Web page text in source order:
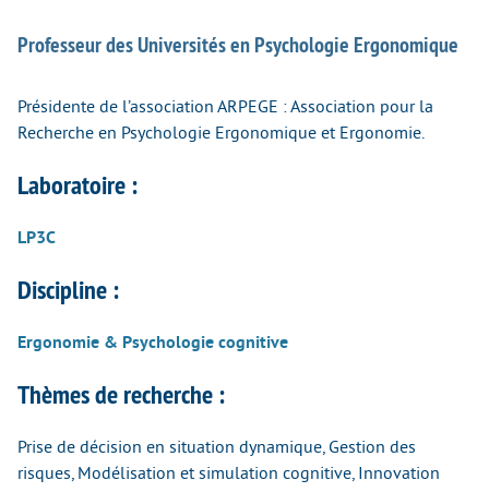
Professeur des Universités en Psychologie Ergonomique
Présidente de l’association ARPEGE : Association pour la
Recherche en Psychologie Ergonomique et Ergonomie.
Laboratoire :
LP3C
Discipline :
Ergonomie & Psychologie cognitive
Thèmes de recherche :
Prise de décision en situation dynamique, Gestion des
risques, Modélisation et simulation cognitive, Innovation